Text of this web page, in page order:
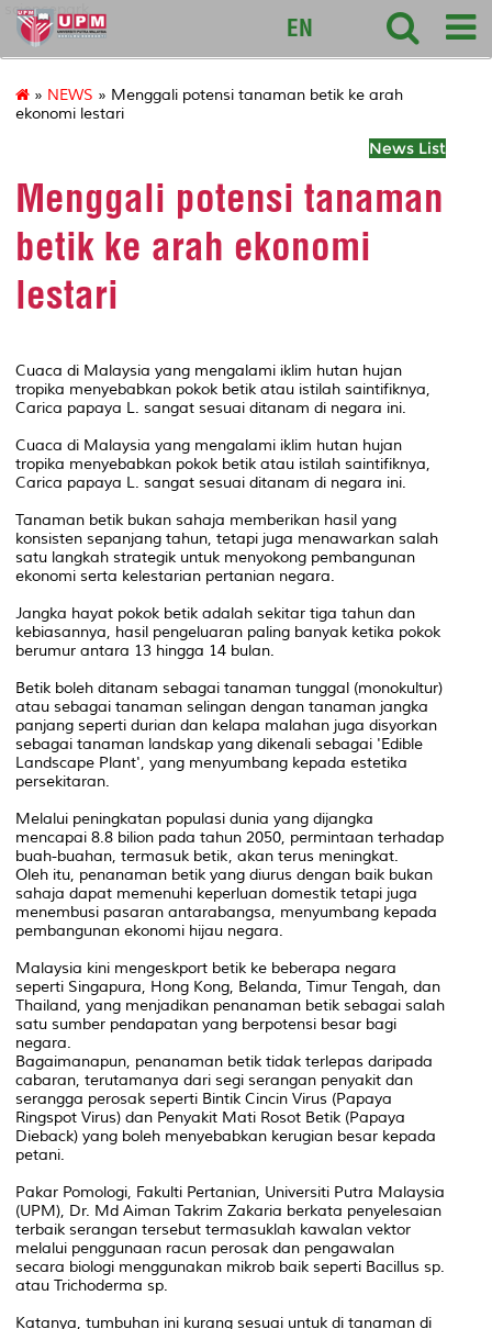
sciencepark
EN
» NEWS » Menggali potensi tanaman betik ke arah
ekonomi lestari
News List
Menggali potensi tanaman
betik ke arah ekonomi
lestari
Cuaca di Malaysia yang mengalami iklim hutan hujan
tropika menyebabkan pokok betik atau istilah saintifiknya,
Carica papaya L. sangat sesuai ditanam di negara ini.
Cuaca di Malaysia yang mengalami iklim hutan hujan
tropika menyebabkan pokok betik atau istilah saintifiknya,
Carica papaya L. sangat sesuai ditanam di negara ini.
Tanaman betik bukan sahaja memberikan hasil yang
konsisten sepanjang tahun, tetapi juga menawarkan salah
satu langkah strategik untuk menyokong pembangunan
ekonomi serta kelestarian pertanian negara.
Jangka hayat pokok betik adalah sekitar tiga tahun dan
kebiasannya, hasil pengeluaran paling banyak ketika pokok
berumur antara 13 hingga 14 bulan.
Betik boleh ditanam sebagai tanaman tunggal (monokultur)
atau sebagai tanaman selingan dengan tanaman jangka
panjang seperti durian dan kelapa malahan juga disyorkan
sebagai tanaman landskap yang dikenali sebagai 'Edible
Landscape Plant', yang menyumbang kepada estetika
persekitaran.
Melalui peningkatan populasi dunia yang dijangka
mencapai 8.8 bilion pada tahun 2050, permintaan terhadap
buah-buahan, termasuk betik, akan terus meningkat.
Oleh itu, penanaman betik yang diurus dengan baik bukan
sahaja dapat memenuhi keperluan domestik tetapi juga
menembusi pasaran antarabangsa, menyumbang kepada
pembangunan ekonomi hijau negara.
Malaysia kini mengeskport betik ke beberapa negara
seperti Singapura, Hong Kong, Belanda, Timur Tengah, dan
Thailand, yang menjadikan penanaman betik sebagai salah
satu sumber pendapatan yang berpotensi besar bagi
negara.
Bagaimanapun, penanaman betik tidak terlepas daripada
cabaran, terutamanya dari segi serangan penyakit dan
serangga perosak seperti Bintik Cincin Virus (Papaya
Ringspot Virus) dan Penyakit Mati Rosot Betik (Papaya
Dieback) yang boleh menyebabkan kerugian besar kepada
petani.
Pakar Pomologi, Fakulti Pertanian, Universiti Putra Malaysia
(UPM), Dr. Md Aiman Takrim Zakaria berkata penyelesaian
terbaik serangan tersebut termasuklah kawalan vektor
melalui penggunaan racun perosak dan pengawalan
secara biologi menggunakan mikrob baik seperti Bacillus sp.
atau Trichoderma sp.
Katanya, tumbuhan ini kurang sesuai untuk di tanaman di